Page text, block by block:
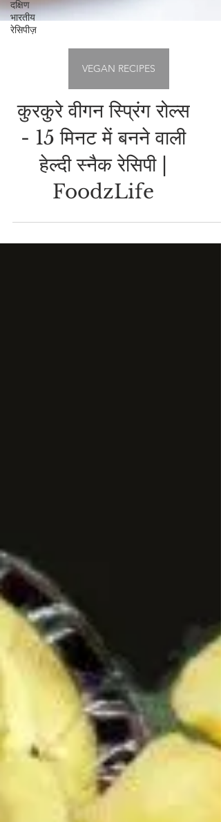
दक्षिण
भारतीय
रेसिपीज़
VEGAN RECIPES
कुरकुरे वीगन स्प्रिंग रोल्स
- 15 मिनट में बनने वाली
हेल्दी स्नैक रेसिपी |